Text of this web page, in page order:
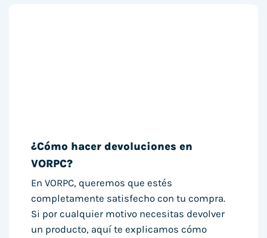
¿Cómo hacer devoluciones en
VORPC?
En VORPC, queremos que estés
completamente satisfecho con tu compra.
Si por cualquier motivo necesitas devolver
un producto, aquí te explicamos cómo